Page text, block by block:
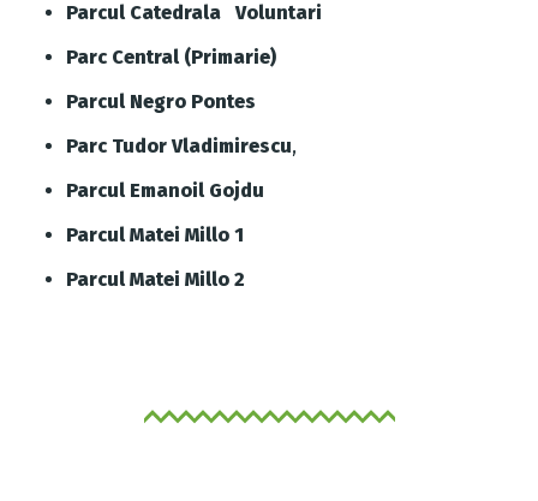
Parcul Catedrala Voluntari
Parc Central (Primarie)
Parcul Negro Pontes
Parc Tudor Vladimirescu,
Parcul Emanoil Gojdu
Parcul Matei Millo 1
Parcul Matei Millo 2